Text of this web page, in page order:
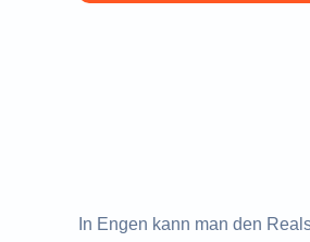
In Engen kann man den